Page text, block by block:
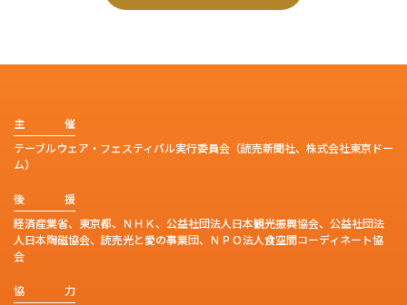
主
催
テーブルウェア・フェスティバル実行委員会（読売新聞社、株式会社東京ドー
ム）
後
援
経済産業省、東京都、ＮＨＫ、公益社団法人日本観光振興協会、公益社団法
人日本陶磁協会、読売光と愛の事業団、ＮＰＯ法人食空間コーディネート協
会
協
力